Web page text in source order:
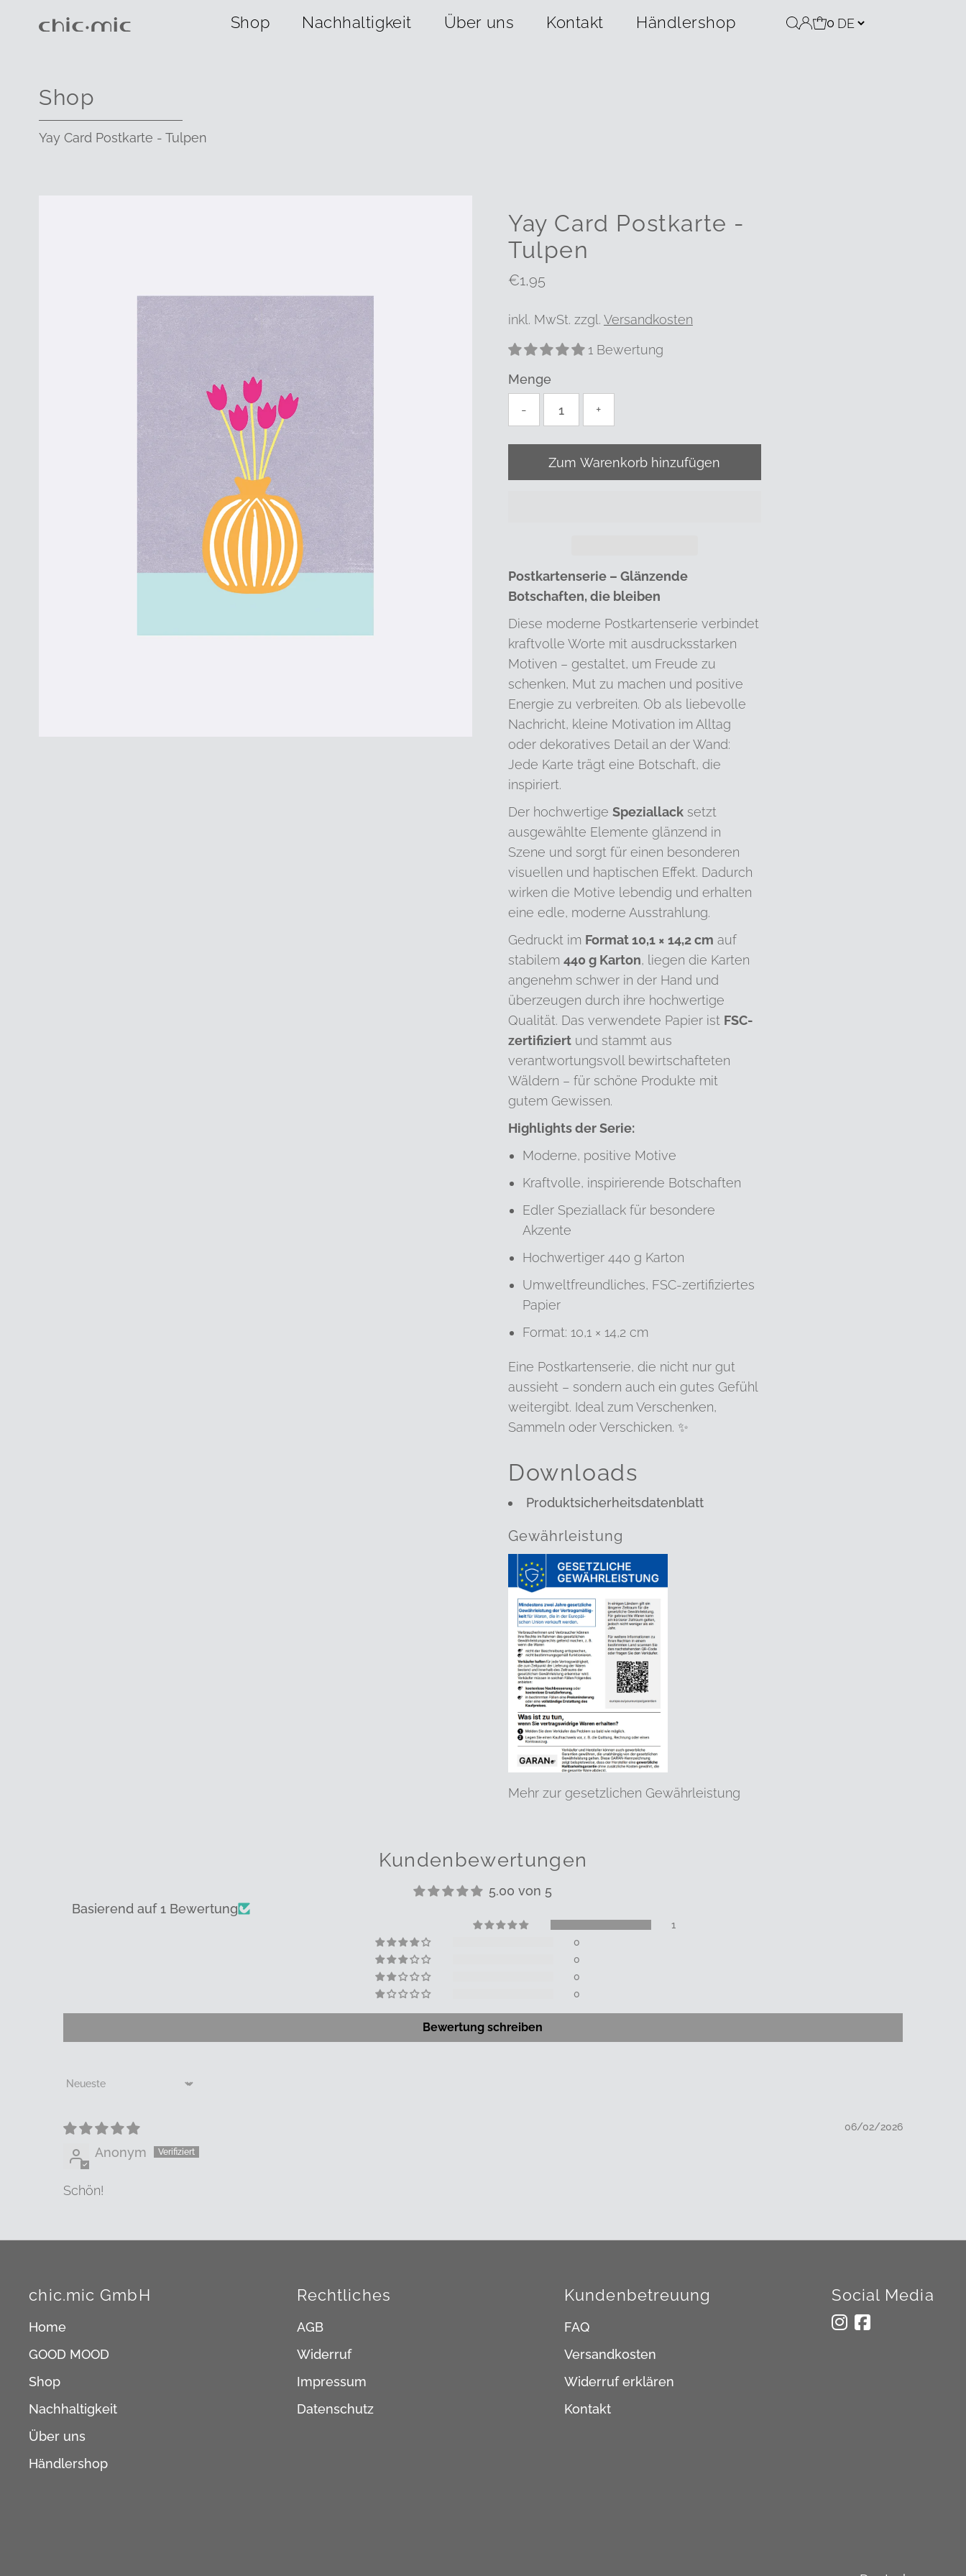
Shop Nachhaltigkeit Über uns Kontakt Händlershop 0
Shop
Yay Card Postkarte - Tulpen
Yay Card Postkarte -
Tulpen
Regulärer
€1,95
inkl. MwSt. zzgl. Versandkosten
1 Bewertung
Menge
-
+
Postkartenserie – Glänzende
Botschaften, die bleiben
Diese moderne Postkartenserie verbindet
kraftvolle Worte mit ausdrucksstarken
Motiven – gestaltet, um Freude zu
schenken, Mut zu machen und positive
Energie zu verbreiten. Ob als liebevolle
Nachricht, kleine Motivation im Alltag
oder dekoratives Detail an der Wand:
Jede Karte trägt eine Botschaft, die
inspiriert.
Der hochwertige Speziallacksetzt
ausgewählte Elemente glänzend in
Szene und sorgt für einen besonderen
visuellen und haptischen Effekt. Dadurch
wirken die Motive lebendig und erhalten
eine edle, moderne Ausstrahlung.
Gedruckt im Format 10,1 × 14,2 cm auf
stabilem 440 g Karton, liegen die Karten
angenehm schwer in der Hand und
überzeugen durch ihre hochwertige
Qualität. Das verwendete Papier ist FSC-
zertifiziertund stammt aus
verantwortungsvoll bewirtschafteten
Wäldern – für schöne Produkte mit
gutem Gewissen.
Highlights der Serie:
Moderne, positive Motive
Kraftvolle, inspirierende Botschaften
Edler Speziallack für besondere
Akzente
Hochwertiger 440 g Karton
Umweltfreundliches, FSC-zertifiziertes
Papier
Format: 10,1 × 14,2 cm
Eine Postkartenserie, die nicht nur gut
aussieht – sondern auch ein gutes Gefühl
weitergibt. Ideal zum Verschenken,
Sammeln oder Verschicken. ✨
Downloads
Produktsicherheitsdatenblatt
Gewährleistung
Mehr zur gesetzlichen Gewährleistung
Kundenbewertungen
5.00 von 5
Basierend auf 1 Bewertung
1
0
0
0
0
Bewertung schreiben
Sort by
06/02/2026
Anonym
Schön!
chic.mic GmbH
Home
GOOD MOOD
Shop
Nachhaltigkeit
Über uns
Händlershop
Rechtliches
AGB
Widerruf
Impressum
Datenschutz
Kundenbetreuung
FAQ
Versandkosten
Widerruf erklären
Kontakt
Social Media
Sprache